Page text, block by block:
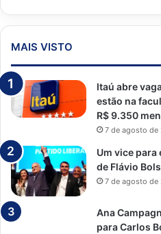
MAIS VISTO
Itaú abre
estão na
R$ 9.350
7 de agosto de
Um vice
de Flávio
7 de agosto de
Ana
para Carlos